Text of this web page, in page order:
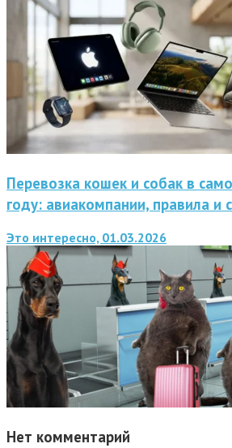
Перевозка кошек и собак в
году: авиакомпании, правила и
Это интересно, 01.03.2026
Нет комментарий